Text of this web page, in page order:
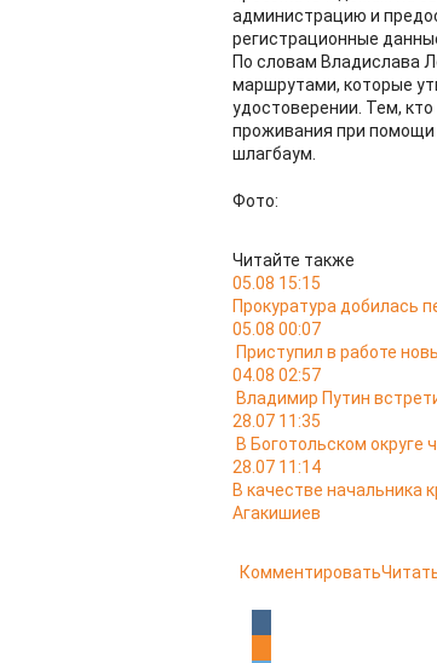
администрацию и
регистрационные
По словам Владислава
маршрутами, которые
удостоверении. Тем,
проживания при помощи
шлагбаум.
Фото:
Читайте также
05.08 15:15
Прокуратура добилась
05.08 00:07
Приступил в работе
04.08 02:57
Владимир Путин
28.07 11:35
В Боготольском округе
28.07 11:14
В качестве начальника
Агакишиев
Комментировать